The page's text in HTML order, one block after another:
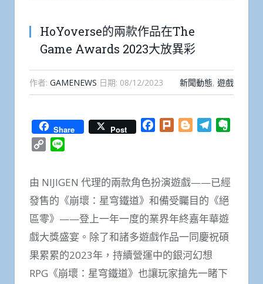
HoYoverse的兩款作品在The
Game Awards 2023大放異彩
作者: GAMENEWS 日期: 08/12/2023 新聞動態, 遊戲
Share Post Facebook
Plurk BloggerTelegram
Copy
由 NIJIGEN 代理的兩款角色扮演遊戲——已經
發售的《崩壞：星穹鐵道》和備受矚目的《絕
區零》——登上一年一度的業界年終嘉年華遊
戲大獎盛宴。除了和諸多遊戲作品一同慶祝碩
果累累的2023年，持續營運中的銀河幻想
RPG《崩壞：星穹鐵道》也讓玩家搶先一睹下